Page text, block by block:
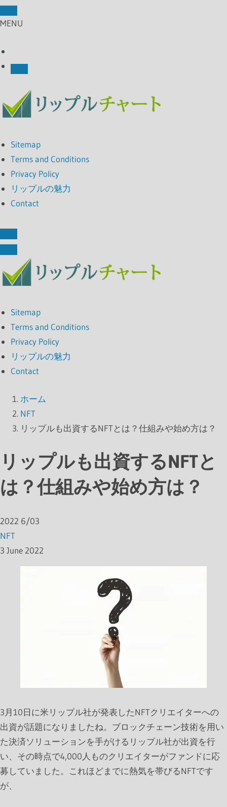
MENU
Sitemap
Terms and Conditions
Privacy Policy
リップルの魅力
Contact
Sitemap
Terms and Conditions
Privacy Policy
リップルの魅力
Contact
ホーム
NFT
リップルも出資するNFTとは？仕組みや始め方は？
リップルも出資するNFTと
は？仕組みや始め方は？
2022 6/03
NFT
3 June 2022
3月10日に米リップル社が発表したNFTクリエイターへの
出資が話題になりましたね。ブロックチェーン技術を用い
た決済ソリューションを手がけるリップル社が出資を行
い、その時点で4,000人ものクリエイターがファンドに応
募していました。これほどまでに熱気を帯びるNFTです
が、